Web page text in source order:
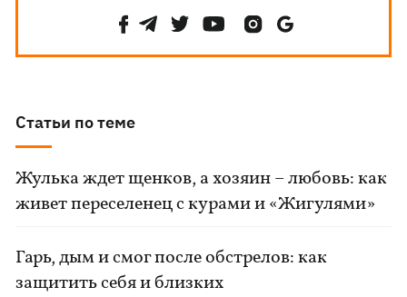
Статьи по теме
Жулька ждет щенков, а хозяин – любовь: как
живет переселенец с курами и «Жигулями»
Гарь, дым и смог после обстрелов: как
защитить себя и близких